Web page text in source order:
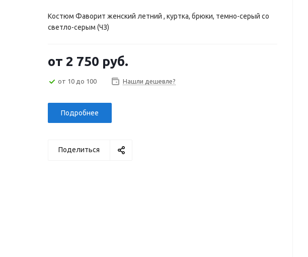
Костюм Фаворит женский летний , куртка, брюки, темно-серый со
светло-серым (ЧЗ)
от 2 750 руб.
от 10 до 100 Нашли дешевле?
Подробнее
Поделиться